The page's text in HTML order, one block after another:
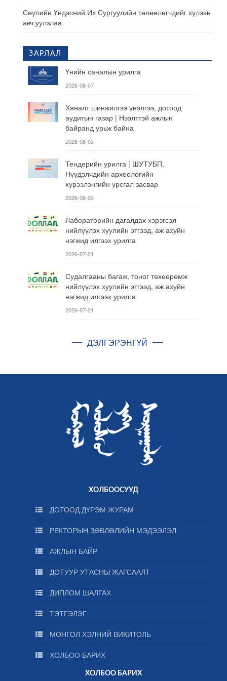
Сөүлийн Үндэсний Их Сургуулийн төлөөлөгчдийг хүлээн
авч уулзлаа
ЗАРЛАЛ
Үнийн саналын урилга
2026-08-07
Хяналт шинжилгээ үнэлгээ, дотоод
аудитын газар | Нээлттэй ажлын
байранд урьж байна
2026-08-03
Тендерийн урилга | ШУТУБП,
Нүүдэлчдийн археологийн
хүрээлэнгийн урсгал засвар
2026-08-03
Лабораторийн дагалдах хэрэгсэл
нийлүүлэх хуулийн этгээд, аж ахуйн
нэгжид илгээх урилга
2026-07-21
Судалгааны багаж, тоног төхөөрөмж
нийлүүлэх хуулийн этгээд, аж ахуйн
нэгжид илгээх урилга
2026-07-21
ДЭЛГЭРЭНГҮЙ
ХОЛБООСУУД
ДОТООД ДҮРЭМ ЖУРАМ
РЕКТОРЫН ЗӨВЛӨЛИЙН МЭДЭЭЛЭЛ
АЖЛЫН БАЙР
ДОТУУР УТАСНЫ ЖАГСААЛТ
ДИПЛОМ ШАЛГАХ
ТЭТГЭЛЭГ
МОНГОЛ ХЭЛНИЙ ВИКИТОЛЬ
ХОЛБОО БАРИХ
ХОЛБОО БАРИХ